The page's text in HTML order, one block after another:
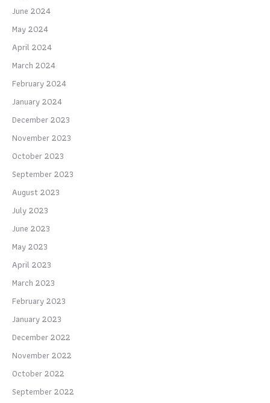
June 2024
May 2024
April 2024
March 2024
February 2024
January 2024
December 2023
November 2023
October 2023
September 2023
August 2023
July 2023
June 2023
May 2023
April 2023
March 2023
February 2023
January 2023
December 2022
November 2022
October 2022
September 2022